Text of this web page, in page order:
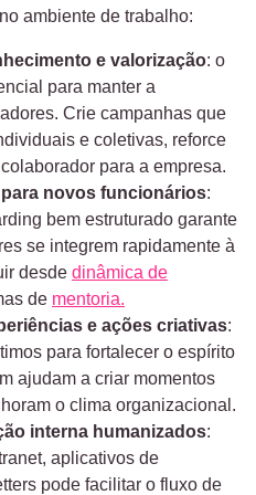
ambiente de trabalho:
e valorização: o
para manter a
Crie campanhas que
e coletivas, reforce
para a empresa.
novos funcionários:
bem estruturado garante
se integrem rapidamente à
desde dinâmica de
de mentoria.
e ações criativas:
para fortalecer o espírito
ajudam a criar momentos
o clima organizacional.
interna humanizados:
aplicativos de
pode facilitar o fluxo de